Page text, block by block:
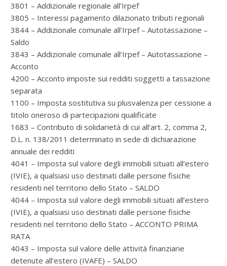
3801 – Addizionale regionale all’Irpef
3805 – Interessi pagamento dilazionato tributi regionali
3844 – Addizionale comunale all’Irpef – Autotassazione –
Saldo
3843 – Addizionale comunale all’Irpef – Autotassazione –
Acconto
4200 – Acconto imposte sui redditi soggetti a tassazione
separata
1100 – Imposta sostitutiva su plusvalenza per cessione a
titolo oneroso di partecipazioni qualificate
1683 – Contributo di solidarietà di cui all’art. 2, comma 2,
D.L. n. 138/2011 determinato in sede di dichiarazione
annuale dei redditi
4041 – Imposta sul valore degli immobili situati all’estero
(IVIE), a qualsiasi uso destinati dalle persone fisiche
residenti nel territorio dello Stato – SALDO
4044 – Imposta sul valore degli immobili situati all’estero
(IVIE), a qualsiasi uso destinati dalle persone fisiche
residenti nel territorio dello Stato – ACCONTO PRIMA
RATA
4043 – Imposta sul valore delle attività finanziarie
detenute all’estero (IVAFE) – SALDO